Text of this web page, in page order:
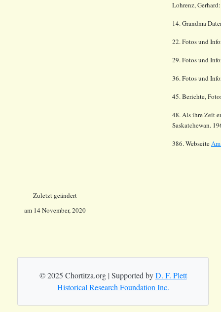
Lohrenz,
14.Grandma
22. Fotos und
29. Fotos und
36. Fotos und
45. Berichte,
48. Als ihre Zeit
Saskatchewan.
386. Webseite
Zuletzt geändert
am 14 November, 2020
© 2025 Chortitza.org | Supported byD. F. Plett
Historical Research Foundation Inc.